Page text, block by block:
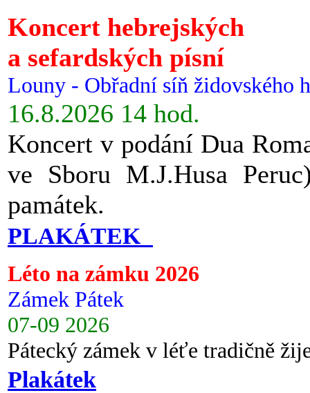
Koncert hebrejských
a sefardských písní
Louny - Obřadní síň židovského
16.8.2026 14 hod.
Koncert v podání Dua
ve Sboru M.J.Husa
památek.
PLAKÁTEK
Léto na zámku 2026
Zámek Pátek
07-09 2026
Pátecký zámek v léťe tradičně
Plakátek